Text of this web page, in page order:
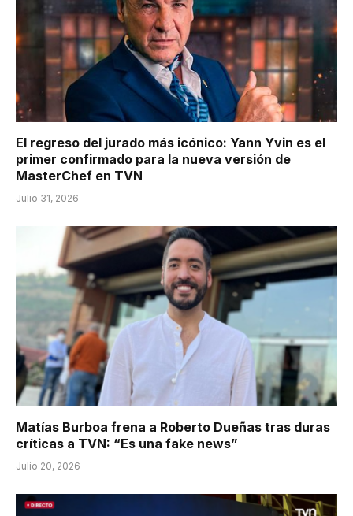
El regreso del jurado más icónico: Yann Yvin es el
primer confirmado para la nueva versión de
MasterChef en TVN
Julio 31, 2026
Matías Burboa frena a Roberto Dueñas tras duras
críticas a TVN: “Es una fake news”
Julio 20, 2026